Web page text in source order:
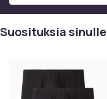
Suosituksia sinulle